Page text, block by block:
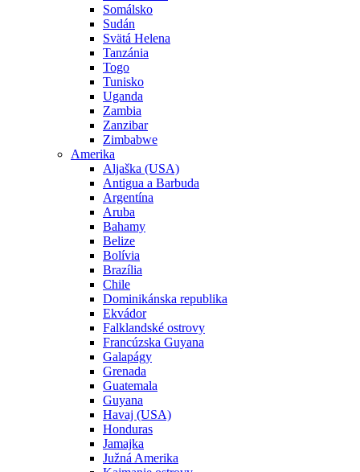
Somálsko
Sudán
Svätá Helena
Tanzánia
Togo
Tunisko
Uganda
Zambia
Zanzibar
Zimbabwe
Amerika
Aljaška (USA)
Antigua a Barbuda
Argentína
Aruba
Bahamy
Belize
Bolívia
Brazília
Chile
Dominikánska republika
Ekvádor
Falklandské ostrovy
Francúzska Guyana
Galapágy
Grenada
Guatemala
Guyana
Havaj (USA)
Honduras
Jamajka
Južná Amerika